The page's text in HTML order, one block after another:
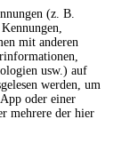
(z. B.
mit anderen
usw.) auf
werden, um
oder einer
mehrere der hier